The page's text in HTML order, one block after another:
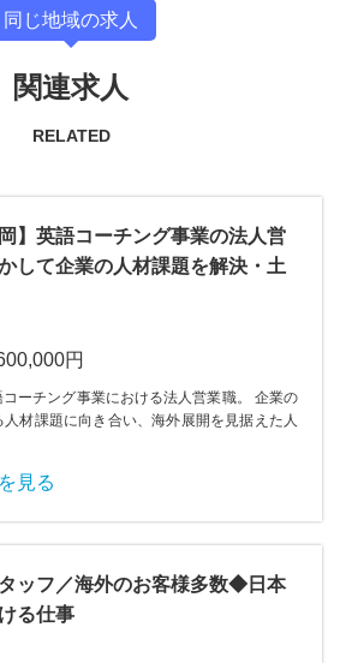
同じ地域の求人
関連求人
RELATED
】英語コーチング事業の法人営
して企業の人材課題を解決・土
円
ーチング事業における法人営業職。 企業の
材課題に向き合い、海外展開を見据えた人
見る
タッフ／海外のお客様多数◆日本
る仕事